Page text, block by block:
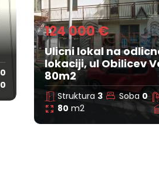
0
0
124 000 €
Ulicni lokal na
lokaciji, ul Obilicev
80m2
Struktura 3 Soba 0
80 m2